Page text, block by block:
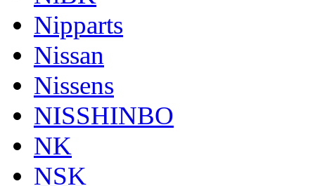
Nipparts
Nissan
Nissens
NISSHINBO
NK
NSK